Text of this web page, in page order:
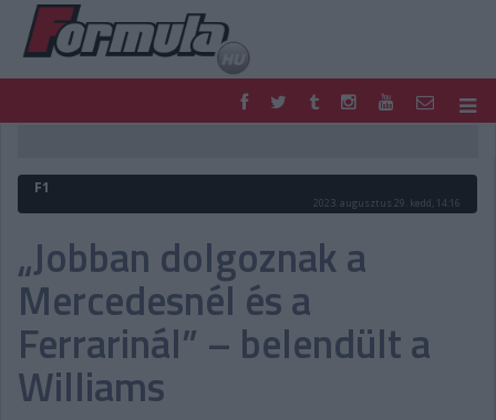
FORMULA
MOTOR
PODCAST
SHOP
LIVE
TIPPJÁTÉK
DIGITÁLIS MAGAZIN
PONTÁLLÁSOK
VERSENYNAPTÁRAK
F1
2023. augusztus 29. kedd, 14:16
„Jobban dolgoznak a
Mercedesnél és a
Ferrarinál” – belendült a
Williams